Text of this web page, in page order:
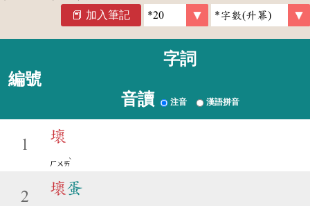
加入筆記
編號
字詞
音讀 注音 漢語拼音
1
壞
ㄏㄨㄞ
ˋ
2
壞蛋